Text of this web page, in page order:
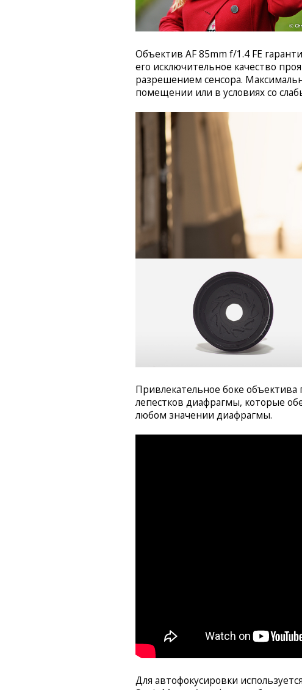
Объектив AF 85mm f/1.4 FE
его исключительное качество
разрешением сенсора.
помещении или в условиях со
Привлекательное боке объектива
лепестков диафрагмы, которые
любом значении диафрагмы.
Для автофокусировки